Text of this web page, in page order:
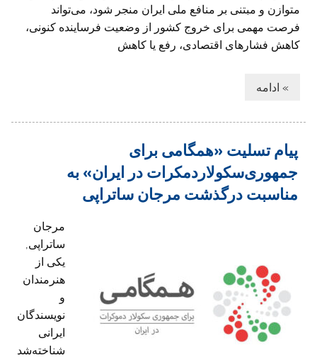
متوازن و مبتنی بر منافع ملی ایران منجر شود، می‌تواند
فرصت مهمی برای خروج کشور از وضعیت فرساینده کنونی،
کاهش فشارهای اقتصادی، رفع یا کاهش
» ادامه
پیام تسلیت «همگامی برای
جمهوری‌سکولاردمکرات در ایران» به
مناسبت درگذشت مرجان ساتراپی
مرجان
ساتراپی,
یکی از
هنرمندان
و
نویسندگان
ایرانی
شناخته‌شد